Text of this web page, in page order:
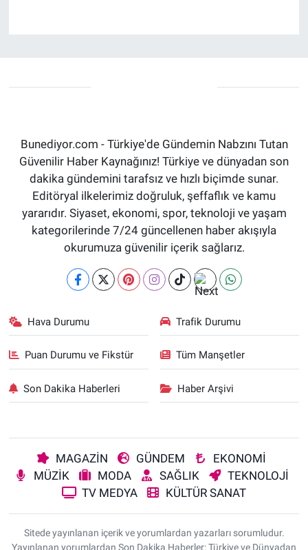
Bunediyor.com - Türkiye'de Gündemin Nabzını Tutan
Güvenilir Haber Kaynağınız! Türkiye ve dünyadan son
dakika gündemini tarafsız ve hızlı biçimde sunar.
Editöryal ilkelerimiz doğruluk, şeffaflık ve kamu
yararıdır. Siyaset, ekonomi, spor, teknoloji ve yaşam
kategorilerinde 7/24 güncellenen haber akışıyla
okurumuza güvenilir içerik sağlarız.
Hava Durumu Trafik Durumu
Puan Durumu ve Fikstür Tüm Manşetler
Son Dakika Haberleri Haber Arşivi
MAGAZİN GÜNDEM
EKONOMİ
MÜZİK
MODA SAĞLIK
TEKNOLOJİ
TV MEDYA
KÜLTÜR SANAT
Sitede yayınlanan içerik ve yorumlardan yazarları sorumludur.
Yayınlanan yorumlardan Son Dakika Haberler: Türkiye ve Dünyadan